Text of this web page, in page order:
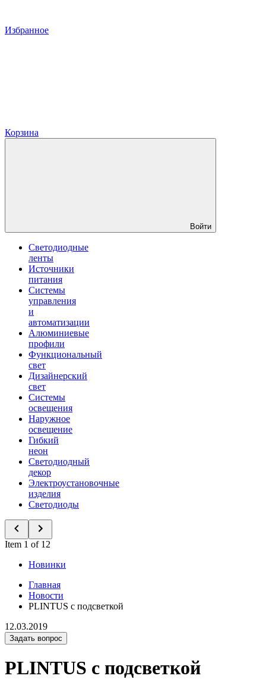
Избранное
Корзина
Войти
Светодиодные
ленты
Источники
питания
Системы
управления
и
автоматизации
Алюминиевые
профили
Функциональный
свет
Дизайнерский
свет
Системы
освещения
Наружное
освещение
Гибкий
неон
Светодиодный
декор
Электроустановочные
изделия
Светодиоды
Item 1 of 12
Новинки
Главная
Новости
PLINTUS с подсветкой
12.03.2019
Задать вопрос
PLINTUS с подсветкой